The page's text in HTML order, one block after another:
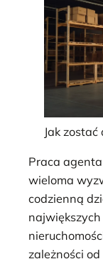
Jak
Praca
wieloma
codzienną
zależności